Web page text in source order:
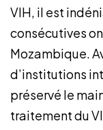
VIH, il est
consécutives
Mozambique.
d’institutions
préservé le
traitement du